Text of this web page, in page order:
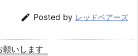
 Posted by レッドベアーズ
願いします